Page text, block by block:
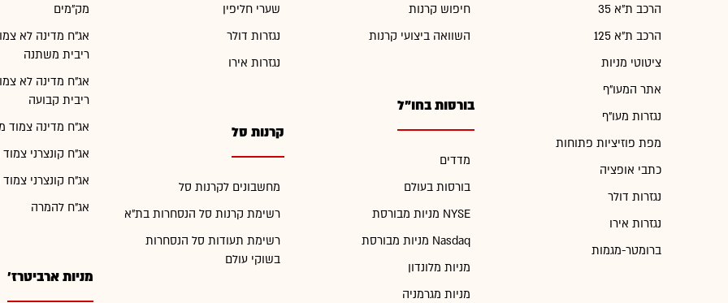
הרכב ת"א 35
הרכב ת"א 125
ציטוטי מניות
אתר המעו"ף
נגזרות מעו"ף
מפת פוזיציות פתוחות
כתבי אופציה
נגזרות דולר
נגזרות אירו
ברומטר-מגמות
חיפוש קרנות
השוואה ביצועי קרנות
בורסות בחו"ל
מדדים
בורסות בעולם
מניות מבורסת NYSE
מניות מבורסת Nasdaq
מניות מלונדון
מניות מגרמניה
שערי חליפין
נגזרות דולר
נגזרות אירו
קרנות סל
מחשבונים לקרנות סל
רשימת קרנות סל הנסחרות בת"א
רשימת תעודות סל הנסחרות
בשוקי עולם
מק"מים
אג"ח מדינה לא
ריבית משתנה
אג"ח מדינה לא
ריבית קבועה
אג"ח מדינה צמוד
אג"ח קונצרני
אג"ח קונצרני
אג"ח להמרה
מניות ארביטרז'